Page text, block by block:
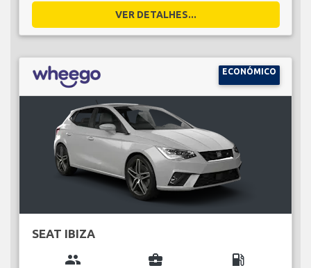
VER DETALHES...
ECONÓMICO
SEAT IBIZA
group business_center local_gas_station